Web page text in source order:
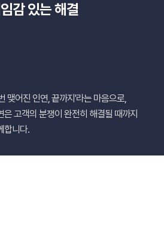
감 있는 해결
맺어진 인연, 끝까지'라는 마음으로,
은 고객의 분쟁이 완전히 해결될 때까지
합니다.